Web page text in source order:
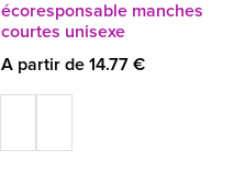
écoresponsable manches
courtes unisexe
A partir de 14.77 €